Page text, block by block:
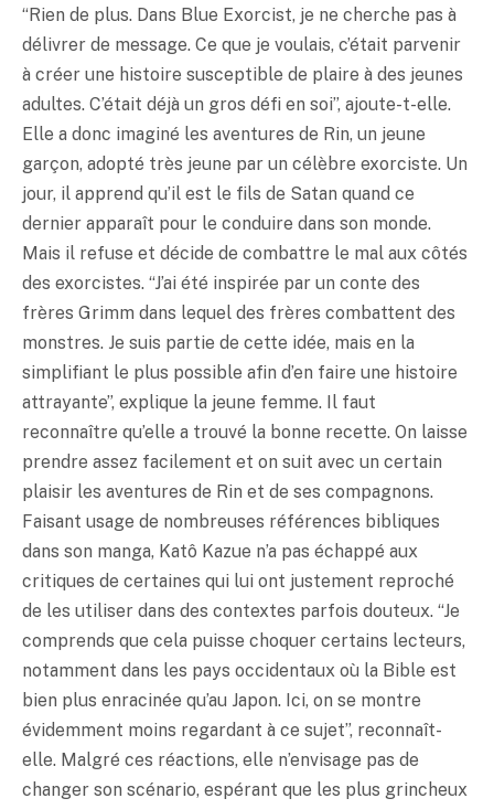
“Rien de plus. Dans Blue Exorcist, je ne cherche pas à
délivrer de message. Ce que je voulais, c’était parvenir
à créer une histoire susceptible de plaire à des jeunes
adultes. C’était déjà un gros défi en soi”, ajoute-t-elle.
Elle a donc imaginé les aventures de Rin, un jeune
garçon, adopté très jeune par un célèbre exorciste. Un
jour, il apprend qu’il est le fils de Satan quand ce
dernier apparaît pour le conduire dans son monde.
Mais il refuse et décide de combattre le mal aux côtés
des exorcistes. “J’ai été inspirée par un conte des
frères Grimm dans lequel des frères combattent des
monstres. Je suis partie de cette idée, mais en la
simplifiant le plus possible afin d’en faire une histoire
attrayante”, explique la jeune femme. Il faut
reconnaître qu’elle a trouvé la bonne recette. On laisse
prendre assez facilement et on suit avec un certain
plaisir les aventures de Rin et de ses compagnons.
Faisant usage de nombreuses références bibliques
dans son manga, Katô Kazue n’a pas échappé aux
critiques de certaines qui lui ont justement reproché
de les utiliser dans des contextes parfois douteux. “Je
comprends que cela puisse choquer certains lecteurs,
notamment dans les pays occidentaux où la Bible est
bien plus enracinée qu’au Japon. Ici, on se montre
évidemment moins regardant à ce sujet”, reconnaît-
elle. Malgré ces réactions, elle n’envisage pas de
changer son scénario, espérant que les plus grincheux